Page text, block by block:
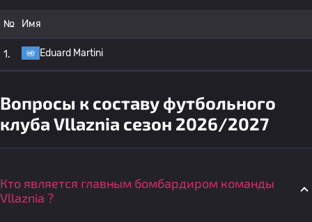
№ Имя
1. Eduard Martini
Вопросы к составу футбольного
клуба Vllaznia сезон 2026/2027
Кто является главным бомбардиром команды
Vllaznia ?